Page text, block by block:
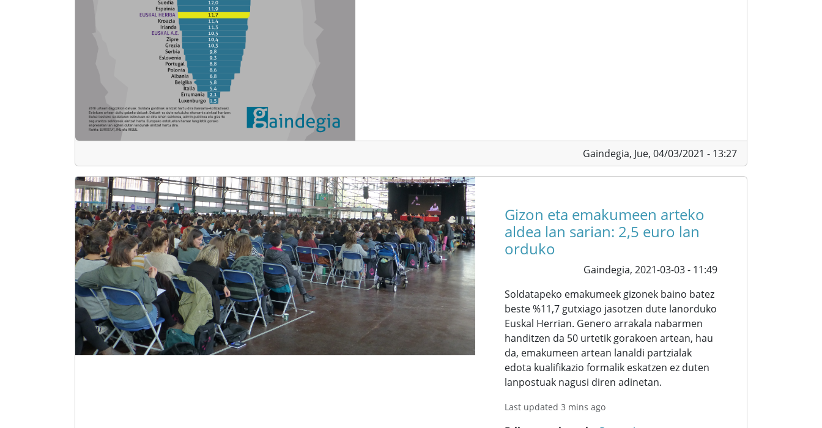
Gaindegia, Jue, 04/03/2021 - 13:27
Gizon eta emakumeen arteko
aldea lan sarian: 2,5 euro lan
orduko
Gaindegia, 2021-03-03 - 11:49
Soldatapeko emakumeek gizonek baino batez
beste %11,7 gutxiago jasotzen dute lanorduko
Euskal Herrian. Genero arrakala nabarmen
handitzen da 50 urtetik gorakoen artean, hau
da, emakumeen artean lanaldi partzialak
edota kualifikazio formalik eskatzen ez duten
lanpostuak nagusi diren adinetan.
Last updated 3 mins ago